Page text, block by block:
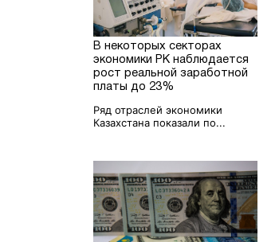
В некоторых секторах
экономики РК наблюдается
рост реальной заработной
платы до 23%
Ряд отраслей экономики
Казахстана показали по...